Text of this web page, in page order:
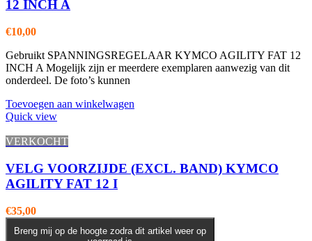
12 INCH A
€10,00
Gebruikt SPANNINGSREGELAAR KYMCO AGILITY FAT 12
INCH A Mogelijk zijn er meerdere exemplaren aanwezig van dit
onderdeel. De foto’s kunnen
Toevoegen aan winkelwagen
Quick view
VERKOCHT
VELG VOORZIJDE (EXCL. BAND) KYMCO
AGILITY FAT 12 I
€35,00
Breng mij op de hoogte zodra dit artikel weer op